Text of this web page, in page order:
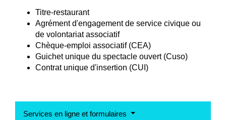
Titre-restaurant
Agrément d'engagement de service civique ou
de volontariat associatif
Chèque-emploi associatif (CEA)
Guichet unique du spectacle ouvert (Cuso)
Contrat unique d'insertion (CUI)
Services en ligne et formulaires